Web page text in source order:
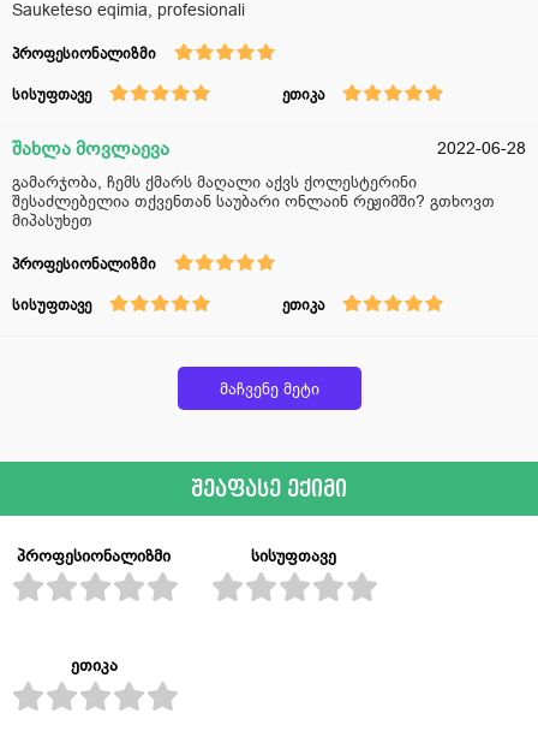
Sauketeso eqimia, profesionali
პროფესიონალიზმი
სისუფთავე ეთიკა
შახლა მოვლაევა
2022-06-28
გამარჯობა, ჩემს ქმარს მაღალი აქვს ქოლესტერინი
შესაძლებელია თქვენთან საუბარი ონლაინ რეჟიმში? გთხოვთ
მიპასუხეთ
პროფესიონალიზმი
სისუფთავე ეთიკა
მაჩვენე მეტი
შეაფასე ექიმი
პროფესიონალიზმი სისუფთავე
ეთიკა